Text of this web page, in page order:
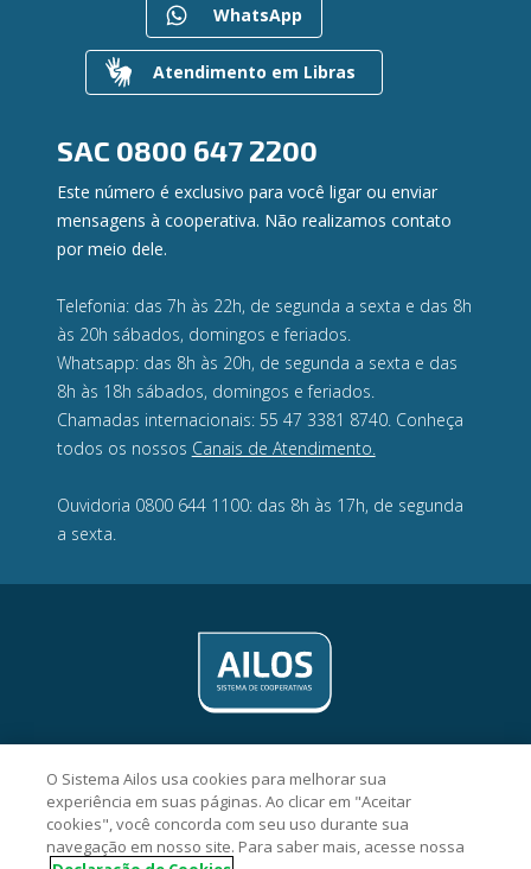
Gerenciar Cookies
Valores a Receber
Canal de Ética
Ouvidoria
WhatsApp
Atendimento em Libras
SAC 0800 647 2200
Este número é exclusivo para você ligar ou enviar
mensagens à cooperativa. Não realizamos contato
por meio dele.
Telefonia: das 7h às 22h, de segunda a sexta e das 8h
às 20h sábados, domingos e feriados.
Whatsapp: das 8h às 20h, de segunda a sexta e das
8h às 18h sábados, domingos e feriados.
Chamadas internacionais: 55 47 3381 8740. Conheça
todos os nossos Canais de Atendimento.
Ouvidoria 0800 644 1100: das 8h às 17h, de segunda
a sexta.
Viacredi Alto Vale Cooperativa de Crédito - 16.779.741/0001-52
Rua 3 de maio, 259, Centro, CEP 89140-000, Ibirama/SC.
O Sistema Ailos usa cookies para melhorar sua
experiência em suas páginas. Ao clicar em "Aceitar
cookies", você concorda com seu uso durante sua
navegação em nosso site. Para saber mais, acesse nossa